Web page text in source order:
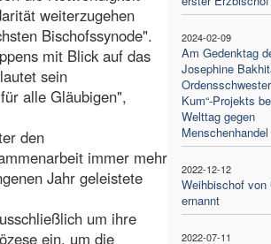
2024-02-09
Am Gedenktag
Josephine
Kum“-Projekts
Welttag gegen
Menschenhandel
2022-12-12
Weihbischof von
ernannt
2022-07-11
weiterzugehen
Bischofssynode".
mit Blick auf das
sein
alle Gläubigen",
den
immer mehr
Jahr geleistete
um ihre
ein, um die